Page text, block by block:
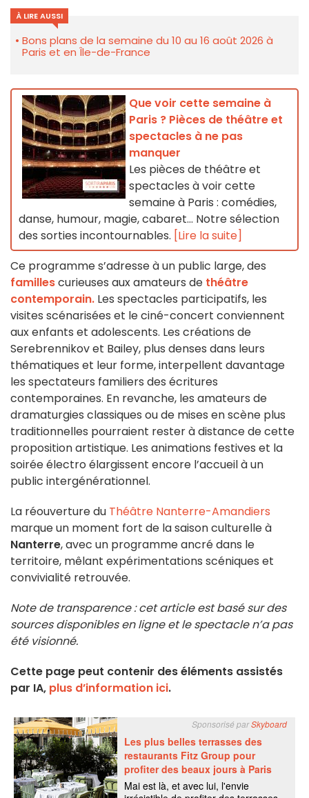
À LIRE AUSSI
Bons plans de la semaine du 10 au 16 août 2026 à
Paris et en Île-de-France
Que voir cette semaine à
Paris ? Pièces de théâtre et
spectacles à ne pas
manquer
Les pièces de théâtre et
spectacles à voir cette
semaine à Paris : comédies,
danse, humour, magie, cabaret… Notre sélection
des sorties incontournables. [Lire la suite]
Ce programme s’adresse à un public large, des
famillescurieuses aux amateurs de théâtre
contemporain. Les spectacles participatifs, les
visites scénarisées et le ciné-concert conviennent
aux enfants et adolescents. Les créations de
Serebrennikov et Bailey, plus denses dans leurs
thématiques et leur forme, interpellent davantage
les spectateurs familiers des écritures
contemporaines. En revanche, les amateurs de
dramaturgies classiques ou de mises en scène plus
traditionnelles pourraient rester à distance de cette
proposition artistique. Les animations festives et la
soirée électro élargissent encore l’accueil à un
public intergénérationnel.
La réouverture du Théâtre Nanterre-Amandiers
marque un moment fort de la saison culturelle à
Nanterre, avec un programme ancré dans le
territoire, mêlant expérimentations scéniques et
convivialité retrouvée.
Note de transparence : cet article est basé sur des
sources disponibles en ligne et le spectacle n’a pas
été visionné.
Cette page peut contenir des éléments assistés
par IA, plus d’information ici.